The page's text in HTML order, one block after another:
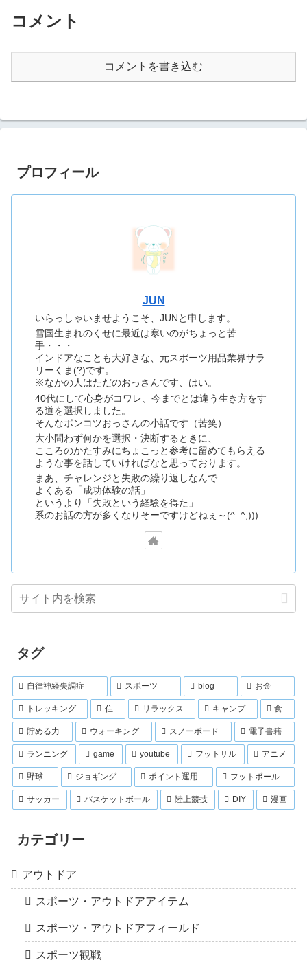
コメント
コメントを書き込む
プロフィール
JUN
いらっしゃいませようこそ、JUNと申します。
雪国生まれのくせに最近は寒いのがちょっと苦
手・・・
インドアなことも大好きな、元スポーツ用品業界サラ
リーくま(?)です。
※なかの人はただのおっさんです、はい。
40代にして心身がコワレ、今までとは違う生き方をす
る道を選択しました。
そんなポンコツおっさんの小話です（苦笑）
大小問わず何かを選択・決断するときに、
こころのかたすみにちょこっと参考に留めてもらえる
ような事を話していければなと思っております。
まあ、チャレンジと失敗の繰り返しなんで
よくある「成功体験の話」
というより「失敗という経験を得た」
系のお話の方が多くなりそーですけどねぇ～(^_^;)))
タグ
自律神経失調症 スポーツ blog お金
トレッキング 住 リラックス キャンプ 食
貯める力 ウォーキング スノーボード 電子書籍
ランニング game youtube フットサル アニメ
野球 ジョギング ポイント運用 フットボール
サッカー バスケットボール 陸上競技 DIY 漫画
カテゴリー
アウトドア
スポーツ・アウトドアアイテム
スポーツ・アウトドアフィールド
スポーツ観戦